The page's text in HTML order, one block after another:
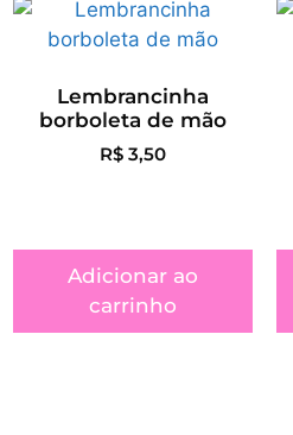
Lembrancinha
borboleta de mão
R$ 3,50
Adicionar ao
carrinho